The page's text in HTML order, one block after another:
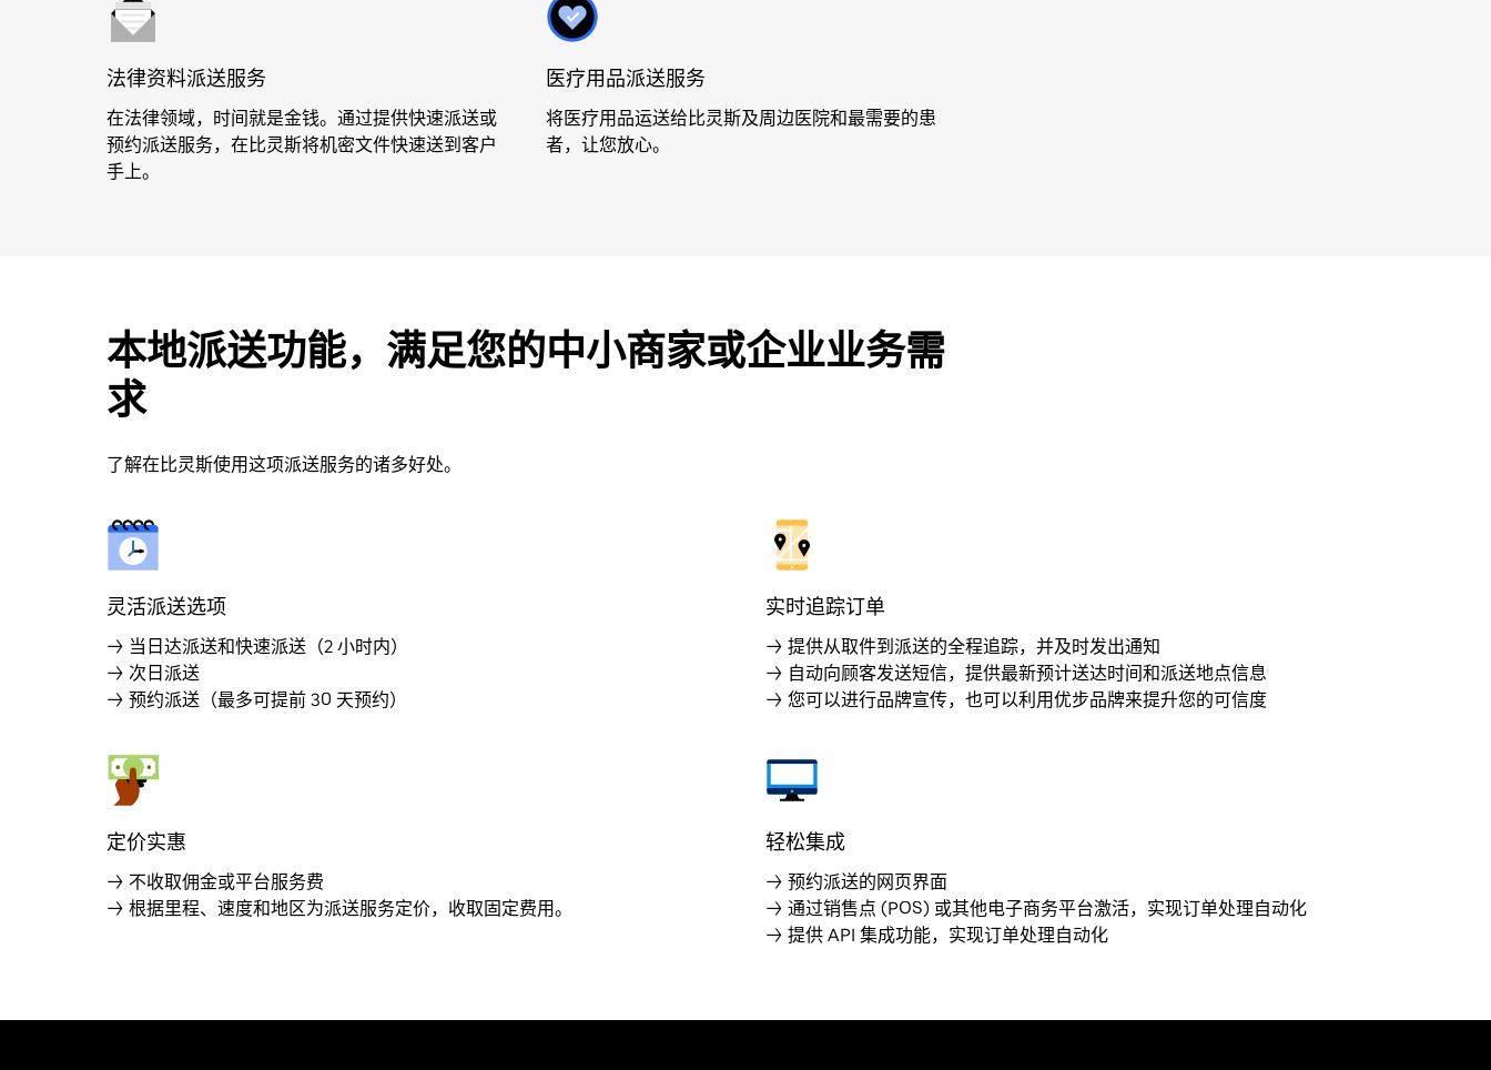
法律资料派送服务
在法律领域，时间就是金钱。通过提供快速派送或
预约派送服务，在比灵斯将机密文件快速送到客户
手上。
医疗用品派送服务
将医疗用品运送给比灵斯及周边医院和最需要的患
者，让您放心。
本地派送功能，满足您的中小商家或企业业务需
求
了解在比灵斯使用这项派送服务的诸多好处。
灵活派送选项
→ 当日达派送和快速派送（2 小时内）
→ 次日派送
→ 预约派送（最多可提前 30 天预约）
实时追踪订单
→ 提供从取件到派送的全程追踪，并及时发出通知
→ 自动向顾客发送短信，提供最新预计送达时间和派送地点信息
→ 您可以进行品牌宣传，也可以利用优步品牌来提升您的可信度
定价实惠
→ 不收取佣金或平台服务费
→ 根据里程、速度和地区为派送服务定价，收取固定费用。
轻松集成
→ 预约派送的网页界面
→ 通过销售点 (POS) 或其他电子商务平台激活，实现订单处理自动化
→ 提供 API 集成功能，实现订单处理自动化